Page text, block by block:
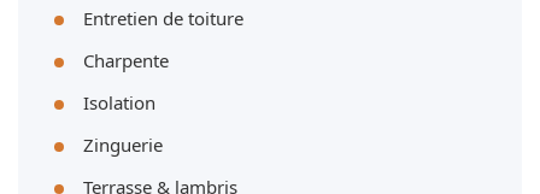
Entretien de toiture
Charpente
Isolation
Zinguerie
Terrasse & lambris